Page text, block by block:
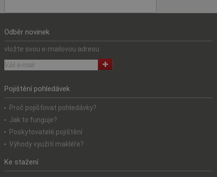
Odběr novinek
vložte svou e-mailovou adresu
Pojištění pohledávek
Proč pojišťovat pohledávky?
Jak to funguje?
Poskytovatelé pojištění
Výhody využití makléře?
Ke stažení